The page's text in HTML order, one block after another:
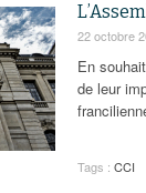
22 octobre
En
de leur
Tags : CCI